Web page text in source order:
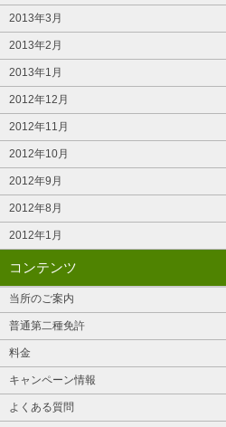
2013年3月
2013年2月
2013年1月
2012年12月
2012年11月
2012年10月
2012年9月
2012年8月
2012年1月
コンテンツ
当所のご案内
普通第二種免許
料金
キャンペーン情報
よくある質問